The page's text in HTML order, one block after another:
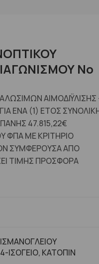
No
ΑΙΜΟΔΙΫΛΙΣΗΣ
ΕΝΑ (1) ΕΤΟΣ
47.815,22€
ΦΠΑ ΜΕ ΚΡΙΤΗΡΙΟ
ΣΥΜΦΕΡΟΥΣΑ ΑΠΟ
ΤΙΜΗΣ ΠΡΟΣΦΟΡΑ
ΙΣΟΓΕΙΟ, ΚΑΤΟΠΙΝ